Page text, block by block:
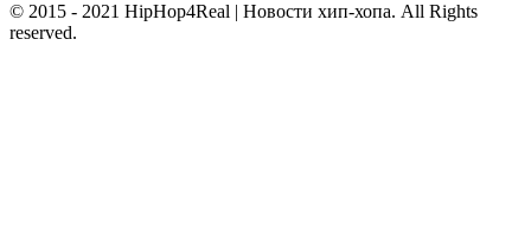
© 2015 - 2021 HipHop4Real | Новости хип-хопа. All Rights
reserved.